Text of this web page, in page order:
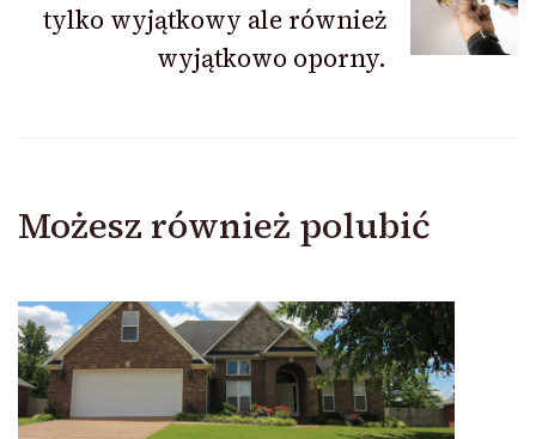
tylko wyjątkowy ale również
wyjątkowo oporny.
Możesz również polubić